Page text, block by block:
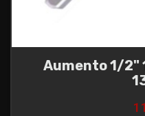
Aumento 1/2"